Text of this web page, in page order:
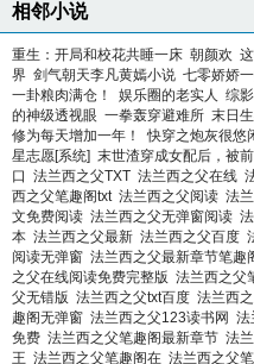
相邻小说
重生：开局和校花共睡一床 朝颜欢
界 剑气朝天李凡黄嫣小说 七零娇娇
一卦粮肉满仓！
娱乐圈的老实人 综
的神级透视眼 一拳轰穿避难所 末日
修为每天增加一年！
快穿之炮灰很悠
星志愿[系统] 末世渣穿成女配后，被
口 法兰西之父TXT 法兰西之父在线
西之父笔趣阁txt 法兰西之父阅读 法
文免费阅读 法兰西之父无弹窗阅读
本 法兰西之父最新 法兰西之父百度
阅读无弹窗 法兰西之父最新章节笔趣
之父在线阅读免费完整版 法兰西之父
父无错版 法兰西之父txt百度 法兰西
趣阁无弹窗 法兰西之父123读书网 法
免费 法兰西之父笔趣阁最新章节 法
王 法兰西之父笔趣阁在 法兰西之父